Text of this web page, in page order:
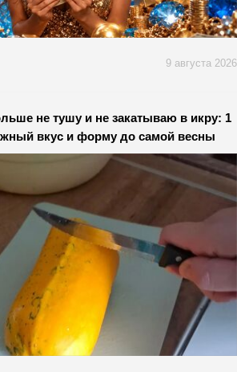
9 августа 2026
не тушу и не закатываю в икру: 1
вкус и форму до самой весны